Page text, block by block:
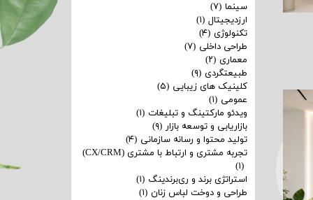
سینما (۷)
ارزدیجیتال (۱)
تکنولوژی (۴)
طراحی داخلی (۷)
معماری (۲)
طبیعتگردی (۹)
کلینیک های زیبایی (۵)
عمومی (۱)
ویدئو مارکتینگ و تبلیغات (۱)
بازاریابی و توسعه بازار (۹)
تولید محتوا و رسانه سازمانی (۴)
تجربه مشتری و ارتباط با مشتری (CX/CRM)
(۱)
استراتژی برند و ری‌برندینگ (۱)
طراحی و دوخت لباس زنان (۱)